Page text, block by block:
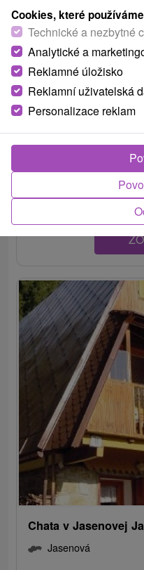
Chata Brestová
Jasenová
Chata Brestová, ktorá sa
Jasenová ponúka vysoký
Chata v Jasenovej
Jasenová
Cookies, které používáme
Technické a nezbytné
Analytické a
Reklamné úložisko
Reklamní uživatelská
Personalizace reklam